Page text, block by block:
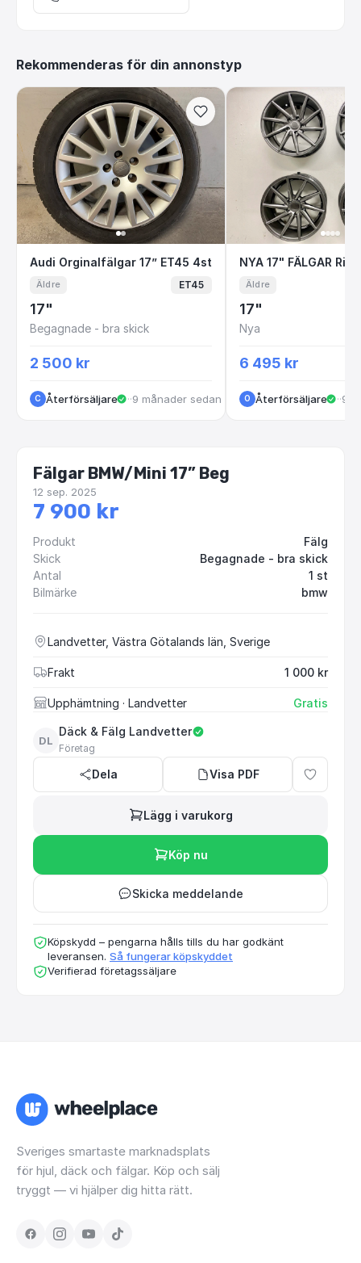
Rekommenderas för din annonstyp
Audi Orginalfälgar 17” ET45 4st
Audi Orginalfälgar 17” ET45 4st
Äldre ET45
17"
Begagnade - bra skick
2 500 kr
C Återförsäljare ·Göteborg
·9 månader sedan
NYA 17"
Äldre
17"
Nya
6 495 kr
O Återförsäljare ··9
Fälgar BMW/Mini 17” Beg
12 sep. 2025
7 900 kr
Produkt
Fälg
Skick
Begagnade - bra skick
Antal
1 st
Bilmärke
bmw
Landvetter, Västra Götalands län, Sverige
Frakt 1 000 kr
Upphämtning · Landvetter Gratis
DL
Däck & Fälg Landvetter
Företag
Dela Visa PDF
Lägg i varukorg
Köp nu
Skicka meddelande
Köpskydd – pengarna hålls tills du har godkänt
leveransen. Så fungerar köpskyddet
Verifierad företagssäljare
Sveriges smartaste marknadsplats
för hjul, däck och fälgar. Köp och sälj
tryggt — vi hjälper dig hitta rätt.